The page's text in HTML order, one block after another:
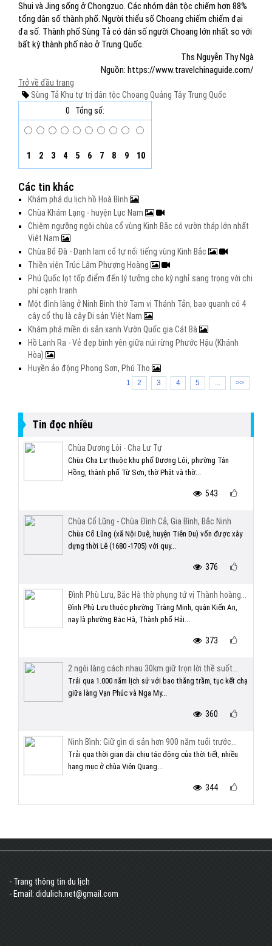
Shui và Jing sống ở Chongzuo. Các nhóm dân tộc chiếm hơn 88%
tổng dân số thành phố. Người thiểu số Choang chiếm chiếm đại
đa số. Thành phố Sùng Tả có dân số người Choang lớn nhất so với
bất kỳ thành phố nào ở Trung Quốc.
Ths Nguyễn Thy Ngà
Nguồn: https://www.travelchinaguide.com/
Trở về đầu trang
Sùng Tả Khu tự trị dân tộc Choang Quảng Tây Trung Quốc
0
Tổng số:
1 2 3 4 5 6 7 8 9 10
Các tin khác
Khám phá du lịch hồ Hoà Bình
Chùa Khám Lạng - huyện Lục Nam
Chiêm ngưỡng ngôi chùa cổ vùng Kinh Bắc có vườn tháp lớn nhất
Việt Nam
Chùa Bổ Đà - Danh lam cổ tự nổi tiếng vùng Kinh Bắc
Thiền viện Trúc Lâm Phượng Hoàng
Phú Quốc lọt tốp điểm đến lý tưởng cho kỳ nghỉ sang trọng với chi
phí cạnh tranh
Một đình làng ở Ninh Bình thờ Tam vị Thánh Tản, bao quanh có 4
cây cổ thụ là cây Di sản Việt Nam
Khám phá miền di sản xanh Vườn Quốc gia Cát Bà
Hồ Lanh Ra - Vẻ đẹp bình yên giữa núi rừng Phước Hậu (Khánh
Hòa)
Huyền ảo động Phong Sơn, Phú Thọ
1 2 3 4 5 ... >>
Tin đọc nhiều
Chùa Dương Lôi - Cha Lư Tự
Chùa Cha Lư thuộc khu phố Dương Lôi, phường Tân
Hồng, thành phố Từ Sơn, thờ Phật và thờ...
543
Chùa Cổ Lũng - Chùa Đình Cả, Gia Bình, Bắc Ninh
Chùa Cổ Lũng (xã Nội Duệ, huyện Tiên Du) vốn được xây
dựng thời Lê (1680 -1705) với quy...
376
Đình Phù Lưu, Bắc Hà thờ phụng tứ vị Thành hoàng...
Đình Phù Lưu thuộc phường Tràng Minh, quận Kiến An,
nay là phường Bắc Hà, Thành phố Hải...
373
2 ngôi làng cách nhau 30km giữ trọn lời thề suốt...
Trải qua 1.000 năm lịch sử với bao thăng trầm, tục kết chạ
giữa làng Vạn Phúc và Nga My...
360
Ninh Bình: Giữ gìn di sản hơn 900 năm tuổi trước...
Trải qua thời gian dài chịu tác động của thời tiết, nhiều
hạng mục ở chùa Viên Quang...
344
- Trang thông tin du lịch
- Email: didulich.net@gmail.com